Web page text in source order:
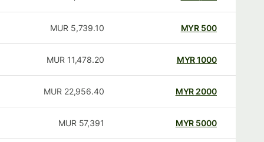
500
MYR
5,739.10
MUR
1000
MYR
11,478.20
MUR
2000
MYR
22,956.40
MUR
5000
MYR
57,391
MUR